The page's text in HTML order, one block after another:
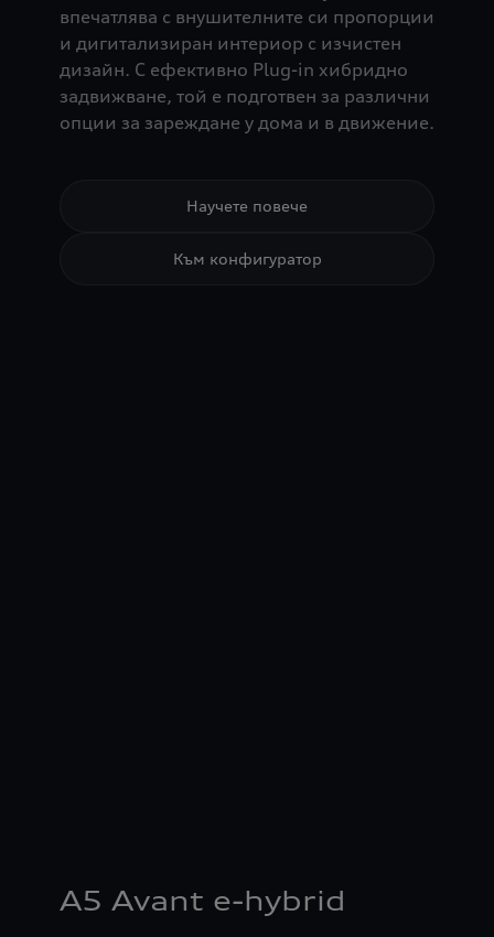
впечатлява с внушителните си пропорции
и дигитализиран интериор с изчистен
дизайн. С ефективно Plug-in хибридно
задвижване, той е подготвен за различни
опции за зареждане у дома и в движение.
Научете повече
Към конфигуратор
A5 Avant e-hybrid